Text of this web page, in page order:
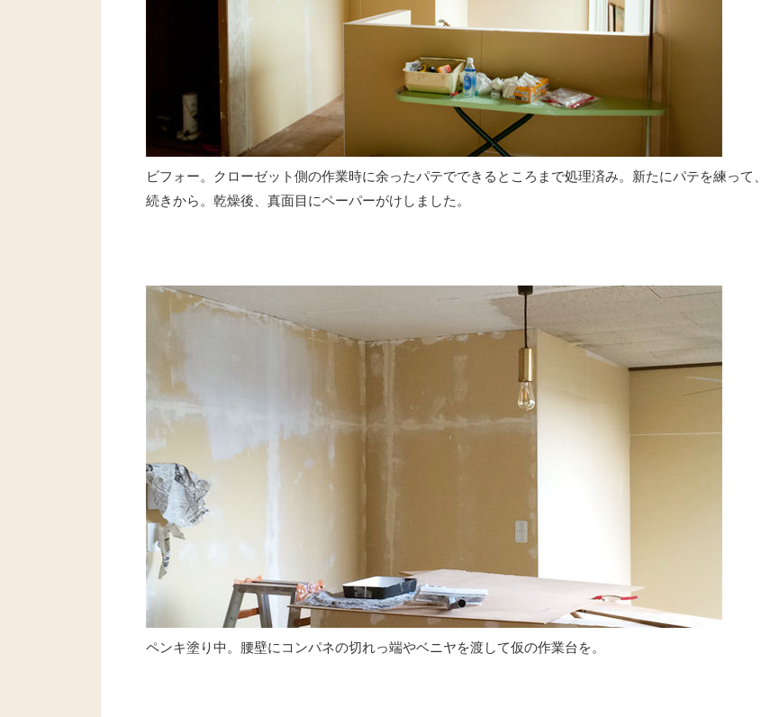
ビフォー。クローゼット側の作業時に余ったパテでできるところまで処理済み。新たにパテを練って、
続きから。乾燥後、真面目にペーパーがけしました。
ペンキ塗り中。腰壁にコンパネの切れっ端やベニヤを渡して仮の作業台を。